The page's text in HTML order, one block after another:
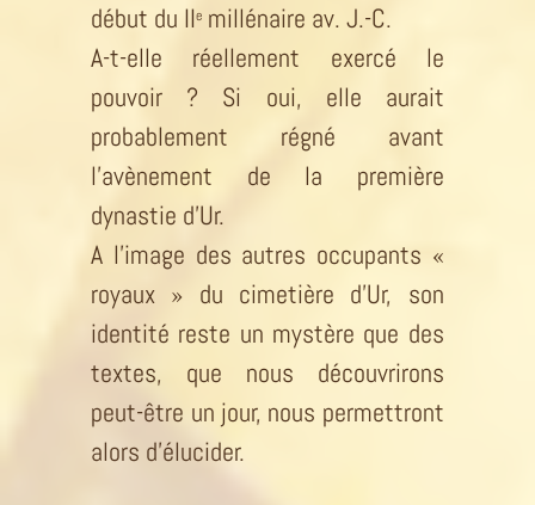
début du IIe millénaire av. J.-C.
A-t-elle réellement exercé le
pouvoir ? Si oui, elle aurait
probablement régné avant
l’avènement de la première
dynastie d’Ur.
A l’image des autres occupants «
royaux » du cimetière d’Ur, son
identité reste un mystère que des
textes, que nous découvrirons
peut-être un jour, nous permettront
alors d’élucider.